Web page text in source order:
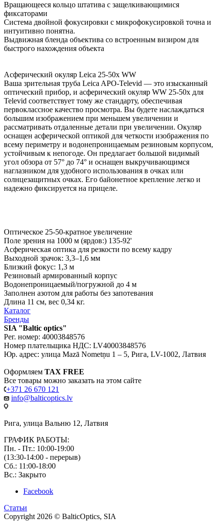
Вращающееся кольцо штатива с защелкивающимися
фиксаторами
Система двойной фокусировки с микрофокусировкой точна и
интуитивно понятна.
Выдвижная бленда объектива со встроенным визиром для
быстрого нахождения объекта
Асферический окуляр Leica 25-50x WW
Ваша зрительная труба Leica APO-Televid — это изысканный
оптический прибор, и асферический окуляр WW 25-50x для
Televid соответствует тому же стандарту, обеспечивая
первоклассное качество просмотра. Вы будете наслаждаться
большим изображением при меньшем увеличении и
рассматривать отдаленные детали при увеличении. Окуляр
оснащен асферической оптикой для четкости изображения по
всему периметру и водонепроницаемым резиновым корпусом,
устойчивым к непогоде. Он предлагает большой видимый
угол обзора от 57° до 74° и оснащен выкручивающимся
наглазником для удобного использования в очках или
солнцезащитных очках. Его байонетное крепление легко и
надежно фиксируется на прицеле.
Оптическое 25-50-кратное увеличение
Поле зрения на 1000 м (ярдов:) 135-92'
Асферическая оптика для резкости по всему кадру
Выходной зрачок: 3,3–1,6 мм
Близкий фокус: 1,3 м
Резиновый армированный корпус
Водонепроницаемый/погружной до 4 м
Заполнен азотом для работы без запотевания
Длина 11 см, вес 0,34 кг.
Каталог
Бренды
SIA "Baltic optics"
Рег. номер: 40003848576
Номер плательщика НДС: LV40003848576
Юр. адрес: улица Mazā Nometņu 1 – 5, Рига, LV-1002, Латвия
Оформляем TAX FREE
Все товары можно заказать на этом сайте
+371 26 670 121
info@balticoptics.lv
Рига, улица Вальню 12, Латвия
ГРАФИК РАБОТЫ:
Пн. - Пт.: 10:00-19:00
(13:30-14:00 - перерыв)
Сб.: 11:00-18:00
Вс.: Закрыто
Facebook
Статьи
Copyright 2026 © BalticOptics, SIA